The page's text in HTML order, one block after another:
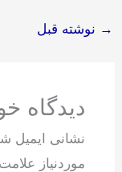
→ نوشته قبل
دیدگاه‌
نشانی ایمیل
موردنیاز